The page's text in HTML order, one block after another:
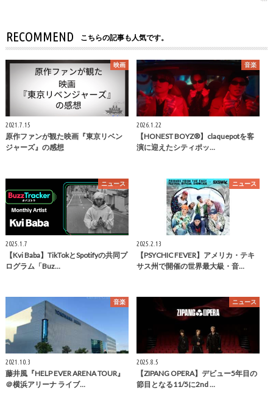
RECOMMEND こちらの記事も人気です。
映画
2021.7.15
原作ファンが観た映画『東京リベン
ジャーズ』の感想
音楽
2026.1.22
【HONEST BOYZ®︎】claquepotを客
演に迎えたシティポッ…
ニュース
2025.1.7
【Kvi Baba】TikTokとSpotifyの共同プ
ログラム「Buz…
ニュース
2025.2.13
【PSYCHIC FEVER】アメリカ・テキ
サス州で開催の世界最大級・音…
音楽
2021.10.3
藤井風『HELP EVER ARENA TOUR』
＠横浜アリーナ ライブ…
ニュース
2025.8.5
【ZIPANG OPERA】デビュー5年目の
節目となる11/5に2nd …